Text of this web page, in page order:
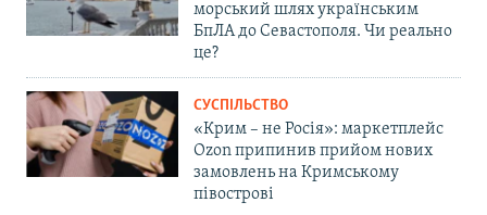
морський шлях українським
БпЛА до Севастополя. Чи реально
це?
СУСПІЛЬСТВО
«Крим – не Росія»: маркетплейс
Ozon припинив прийом нових
замовлень на Кримському
півострові